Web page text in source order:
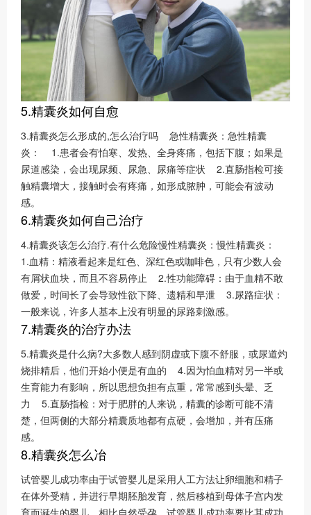
5.精囊炎如何自愈
3.精囊炎怎么形成的,怎么治疗吗 急性精囊炎：急性精囊
炎： 1.患者会有怕寒、发热、全身疼痛，包括下腹；如果是
尿道感染，会出现尿频、尿急、尿痛等症状 2.直肠指检可接
触精囊增大，接触时会有疼痛，如形成脓肿，可能会有波动
感。
6.精囊炎如何自己治疗
4.精囊炎该怎么治疗.有什么危险慢性精囊炎：慢性精囊炎：
1.血精：精液看起来是红色、深红色或咖啡色，只有少数人会
有屑状血块，而且不容易停止 2.性功能障碍：由于血精不敢
做爱，时间长了会导致性欲下降、遗精和早泄 3.尿路症状：
一般来说，许多人基本上没有明显的尿路刺激感。
7.精囊炎的治疗办法
5.精囊炎是什么病?大多数人感到阴虚或下腹不舒服，或尿道灼
烧排精后，他们开始小便是有血的 4.因为怕血精对另一半或
生育能力有影响，所以思想负担有点重，常常感到头晕、乏
力 5.直肠指检：对于肥胖的人来说，精囊的诊断可能不清
楚，但两侧的大部分精囊质地都有点硬，会增加，并有压痛
感。
8.精囊炎怎么冶
试管婴儿成功率由于试管婴儿是采用人工方法让卵细胞和精子
在体外受精，并进行早期胚胎发育，然后移植到母体子宫内发
育而诞生的婴儿。相比自然受孕，试管婴儿成功率要比其成功